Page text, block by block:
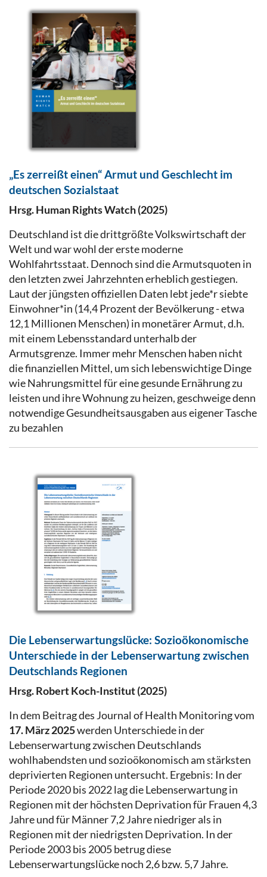
„Es zerreißt einen“ Armut und Geschlecht im
deutschen Sozialstaat
Hrsg. Human Rights Watch (2025)
Deutschland ist die drittgrößte Volkswirtschaft der
Welt und war wohl der erste moderne
Wohlfahrtsstaat. Dennoch sind die Armutsquoten in
den letzten zwei Jahrzehnten erheblich gestiegen.
Laut der jüngsten offiziellen Daten lebt jede*r siebte
Einwohner*in (14,4 Prozent der Bevölkerung - etwa
12,1 Millionen Menschen) in monetärer Armut, d.h.
mit einem Lebensstandard unterhalb der
Armutsgrenze. Immer mehr Menschen haben nicht
die finanziellen Mittel, um sich lebenswichtige Dinge
wie Nahrungsmittel für eine gesunde Ernährung zu
leisten und ihre Wohnung zu heizen, geschweige denn
notwendige Gesundheitsausgaben aus eigener Tasche
zu bezahlen
Die Lebenserwartungslücke: Sozioökonomische
Unterschiede in der Lebenserwartung zwischen
Deutschlands Regionen
Hrsg. Robert Koch-Institut (2025)
In dem Beitrag des Journal of Health Monitoring vom
17. März 2025werden Unterschiede in der
Lebenserwartung zwischen Deutschlands
wohlhabendsten und sozioökonomisch am stärksten
deprivierten Regionen untersucht. Ergebnis: In der
Periode 2020 bis 2022 lag die Lebenserwartung in
Regionen mit der höchsten Deprivation für Frauen 4,3
Jahre und für Männer 7,2 Jahre niedriger als in
Regionen mit der niedrigsten Deprivation. In der
Periode 2003 bis 2005 betrug diese
Lebenserwartungslücke noch 2,6 bzw. 5,7 Jahre.